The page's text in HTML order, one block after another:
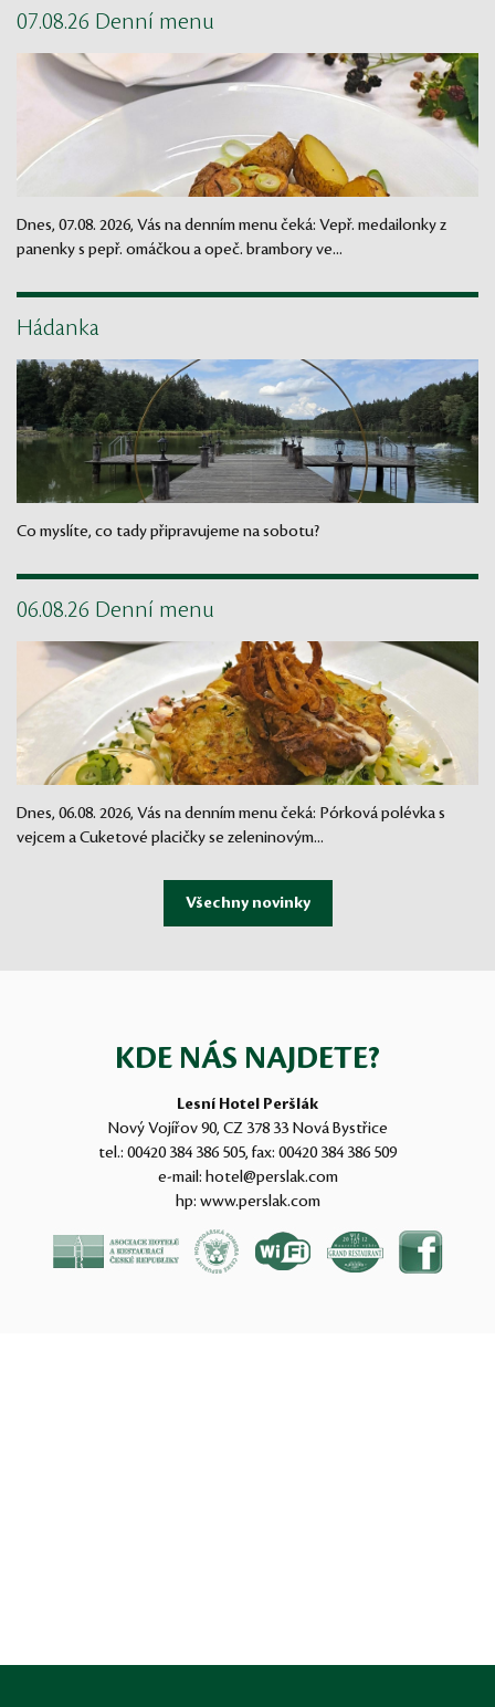
07.08.26 Denní menu
Dnes, 07.08. 2026, Vás na denním menu čeká: Vepř. medailonky z
panenky s pepř. omáčkou a opeč. brambory ve...
Hádanka
Co myslíte, co tady připravujeme na sobotu?
06.08.26 Denní menu
Dnes, 06.08. 2026, Vás na denním menu čeká: Pórková polévka s
vejcem a Cuketové placičky se zeleninovým...
KDE NÁS NAJDETE?
Lesní Hotel Peršlák
Nový Vojířov 90, CZ 378 33 Nová Bystřice
tel.: 00420 384 386 505, fax: 00420 384 386 509
e-mail: hotel@perslak.com
hp: www.perslak.com